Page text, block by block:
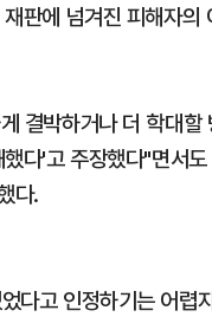
판에 넘겨진 피해자
결박하거나 더 학대
다'고 주장했다"면서
다.
다고 인정하기는 어렵